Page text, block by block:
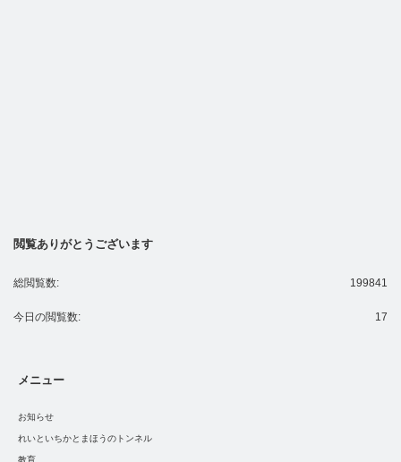
閲覧ありがとうございます
199841
総閲覧数:
17
今日の閲覧数:
メニュー
お知らせ
れいといちかとまほうのトンネル